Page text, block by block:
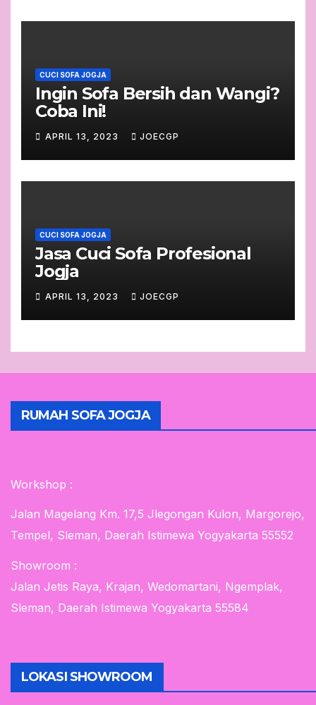
CUCI SOFA JOGJA
Ingin Sofa Bersih dan Wangi?
Coba Ini!
APRIL 13, 2023 JOECGP
CUCI SOFA JOGJA
Jasa Cuci Sofa Profesional
Jogja
APRIL 13, 2023 JOECGP
RUMAH SOFA JOGJA
Workshop :
Jalan Magelang Km. 17,5 Jlegongan Kulon, Margorejo,
Tempel, Sleman, Daerah Istimewa Yogyakarta 55552
Showroom :
Jalan Jetis Raya, Krajan, Wedomartani, Ngemplak,
Sleman, Daerah Istimewa Yogyakarta 55584
LOKASI SHOWROOM